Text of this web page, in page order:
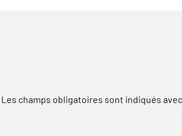
Les champs obligatoires sont indiqués avec